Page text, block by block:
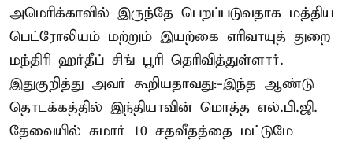
அமெரிக்காவில் இருந்தே பெறப்படுவதாக மத்திய
பெட்ரோலியம் மற்றும் இயற்கை எரிவாயுத் துறை
மந்திரி ஹர்தீப் சிங் பூரி தெரிவித்துள்ளார்.
இதுகுறித்து அவர் கூறியதாவது:-இந்த ஆண்டு
தொடக்கத்தில் இந்தியாவின் மொத்த எல்.பி.ஜி.
தேவையில் சுமார் 10 சதவீதத்தை மட்டுமே